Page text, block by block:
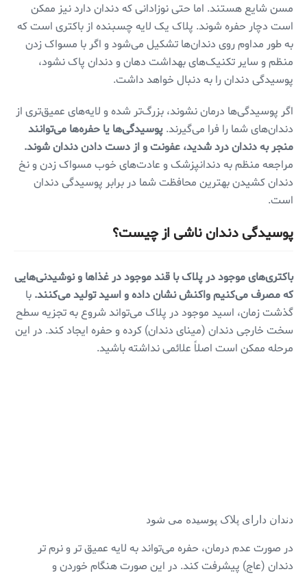
مسن شایع هستند. اما حتی نوزادانی که دندان دارد نیز ممکن
است دچار حفره شوند. پلاک یک لایه چسبنده از باکتری است که
به طور مداوم روی دندان‌ها تشکیل می‌شود و اگر با مسواک زدن
منظم و سایر تکنیک‌های بهداشت دهان و دندان پاک نشود،
پوسیدگی دندان را به دنبال خواهد داشت.
اگر پوسیدگی‌ها درمان نشوند، بزرگ‌تر شده و لایه‌های عمیق‌تری از
دندان‌های شما را فرا می‌گیرند. پوسیدگی‌ها یا حفره‌ها می‌توانند
منجر به دندان درد شدید، عفونت و از دست دادن دندان شوند.
مراجعه منظم به دندانپزشک و عادت‌های خوب مسواک زدن و نخ
دندان کشیدن بهترین محافظت شما در برابر پوسیدگی دندان
است.
پوسیدگی دندان ناشی از چیست؟
باکتری‌های موجود در پلاک با قند موجود در غذاها و نوشیدنی‌هایی
که مصرف می‌کنیم واکنش نشان داده و اسید تولید می‌کنند. با
گذشت زمان، اسید موجود در پلاک می‌تواند شروع به تجزیه سطح
سخت خارجی دندان (مینای دندان) کرده و حفره ایجاد کند. در این
مرحله ممکن است اصلاً علائمی نداشته باشید.
دندان دارای پلاک پوسیده می شود
در صورت عدم درمان، حفره می‌تواند به لایه عمیق تر و نرم تر
دندان (عاج) پیشرفت کند. در این صورت هنگام خوردن و